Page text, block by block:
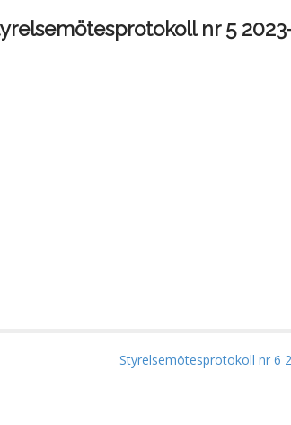
nr 5
Styrelsemötesprotokoll nr 6